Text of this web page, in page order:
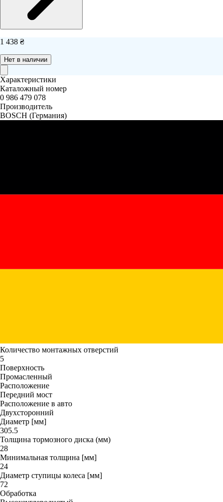
1 438 ₴
Нет в наличии
Характеристики
Каталожный номер
0 986 479 078
Производитель
BOSCH (Германия)
Количество монтажных отверстий
5
Поверхность
Промасленный
Расположение
Передний мост
Расположение в авто
Двухсторонний
Диаметр [мм]
305.5
Толщина тормозного диска (мм)
28
Минимальная толщина [мм]
24
Диаметр ступицы колеса [мм]
72
Обработка